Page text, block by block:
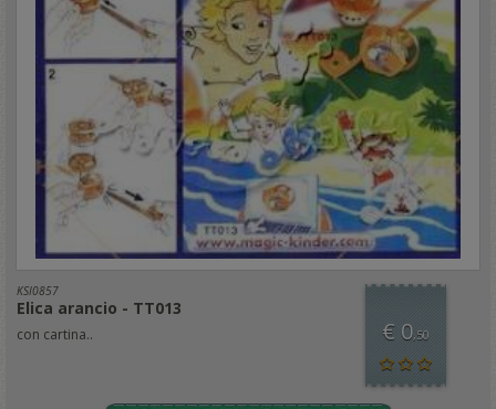
KSI0857
Elica arancio - TT013
con cartina.. € 0,50